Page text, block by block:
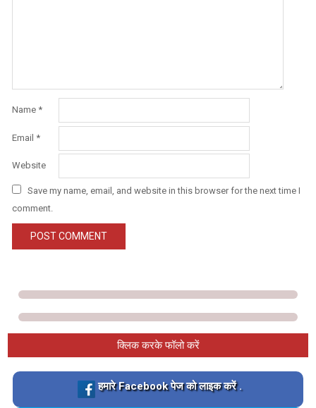
Name *
Email *
Website
Save my name, email, and website in this browser for the next time I
comment.
क्लिक करके फॉलो करें
Loading…
हमारे Facebook पेज को लाइक करें .